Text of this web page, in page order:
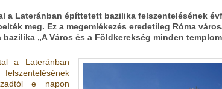
a Lateránban építtetett bazilika felszentelésének
meg. Ez a megemlékezés eredetileg Róma
bazilika „A Város és a Földkerekség minden
a Lateránban
e napon